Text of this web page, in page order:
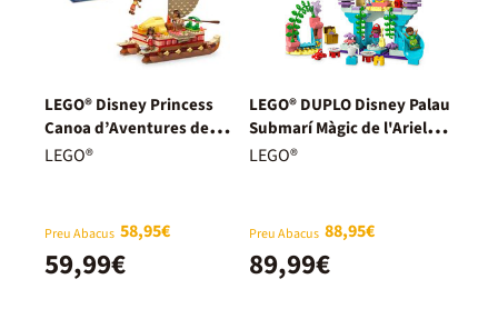
LEGO® Disney Princess
Canoa d’Aventures de
Vaiana 43270
LEGO®
Preu Abacus 58,95€
59,99€
LEGO® DUPLO Disney Palau
Submarí Màgic de l'Ariel
10435
LEGO®
Preu Abacus 88,95€
89,99€